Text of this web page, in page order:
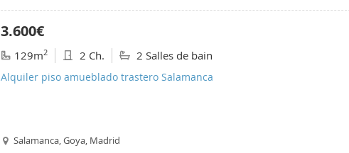
3.600€
129m2 2 Ch. 2 Salles de bain
Alquiler piso amueblado trastero Salamanca
Salamanca, Goya, Madrid